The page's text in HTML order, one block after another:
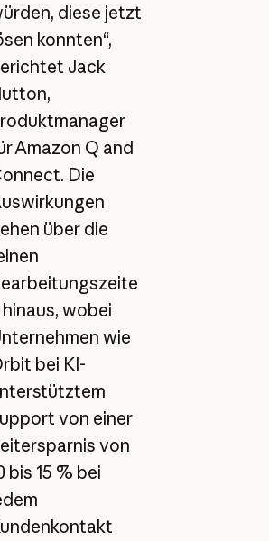
diese jetzt
konnten“,
Jack
Amazon Q and
Die
über die
hinaus, wobei
wie
bei KI-
von einer
von
bis 15 % bei